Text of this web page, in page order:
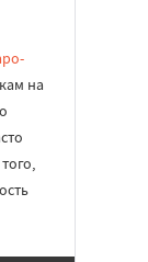
на